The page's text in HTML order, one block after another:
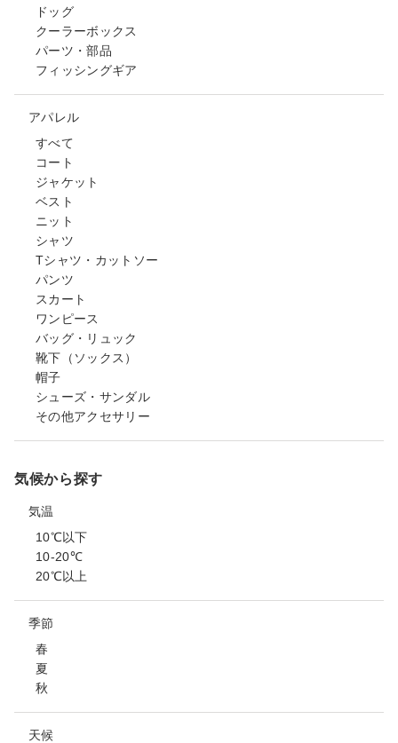
ドッグ
クーラーボックス
パーツ・部品
フィッシングギア
アパレル
すべて
コート
ジャケット
ベスト
ニット
シャツ
Tシャツ・カットソー
パンツ
スカート
ワンピース
バッグ・リュック
靴下（ソックス）
帽子
シューズ・サンダル
その他アクセサリー
気候から探す
気温
10℃以下
10-20℃
20℃以上
季節
春
夏
秋
天候